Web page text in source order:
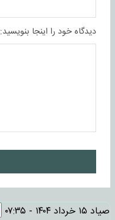
دیدگاه خود را اینجا بنویسید:
صیاد ۱۵ خرداد ۱۴۰۴ - ۰۷:۳۵